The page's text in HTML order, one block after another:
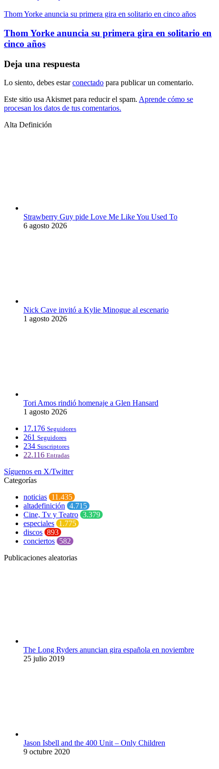
Thom Yorke anuncia su primera gira en solitario en cinco años
Thom Yorke anuncia su primera gira en solitario en
cinco años
Deja una respuesta
Lo siento, debes estarconectado para publicar un comentario.
Este sitio usa Akismet para reducir el spam. Aprende cómo se
procesan los datos de tus comentarios.
Alta Definición
Strawberry Guy pide Love Me Like You Used To
6 agosto 2026
Nick Cave invitó a Kylie Minogue al escenario
1 agosto 2026
Tori Amos rindió homenaje a Glen Hansard
1 agosto 2026
17.176 Seguidores
261 Seguidores
234 Suscriptores
22.116 Entradas
Síguenos en X/Twitter
Categorías
noticias 11.435
altadefinición 4.715
Cine, Tv y Teatro 3.379
especiales 1.775
discos 893
conciertos 582
Publicaciones aleatorias
The Long Ryders anuncian gira española en noviembre
25 julio 2019
Jason Isbell and the 400 Unit – Only Children
9 octubre 2020